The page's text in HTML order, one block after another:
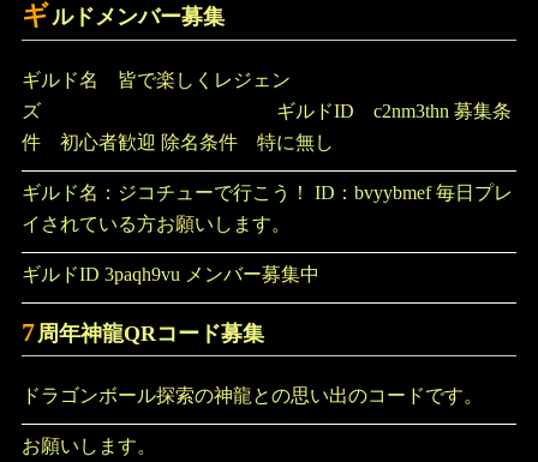
ギルドメンバー募集
ギルド名 皆で楽しくレジェン
ズ ギルドID c2nm3thn 募集条
件 初心者歓迎 除名条件 特に無し
ギルド名：ジコチューで行こう！ ID：bvyybmef 毎日プレ
イされている方お願いします。
ギルドID 3paqh9vu メンバー募集中
7 周年神龍QRコード募集
ドラゴンボール探索の神龍との思い出のコードです。
お願いします。